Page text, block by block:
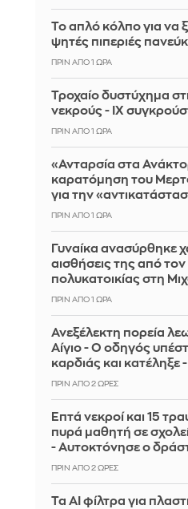
Το απλό κόλπο για να
ψητές πιπεριές
ΠΡΙΝ ΑΠΌ 1 ΏΡΑ
Τροχαίο δυστύχημα
νεκρούς - ΙΧ
ΠΡΙΝ ΑΠΌ 1 ΏΡΑ
«Ανταρσία στα
καρατόμηση του
για την
ΠΡΙΝ ΑΠΌ 1 ΏΡΑ
Γυναίκα ανασύρθηκε
αισθήσεις της από
πολυκατοικίας στη
ΠΡΙΝ ΑΠΌ 1 ΏΡΑ
Ανεξέλεκτη πορεία
Αίγιο - Ο οδηγός
καρδιάς και κατέληξε -
ΠΡΙΝ ΑΠΌ 2 ΏΡΕΣ
Επτά νεκροί και 15
πυρά μαθητή σε
- Αυτοκτόνησε ο
ΠΡΙΝ ΑΠΌ 2 ΏΡΕΣ
Τα AI φίλτρα για